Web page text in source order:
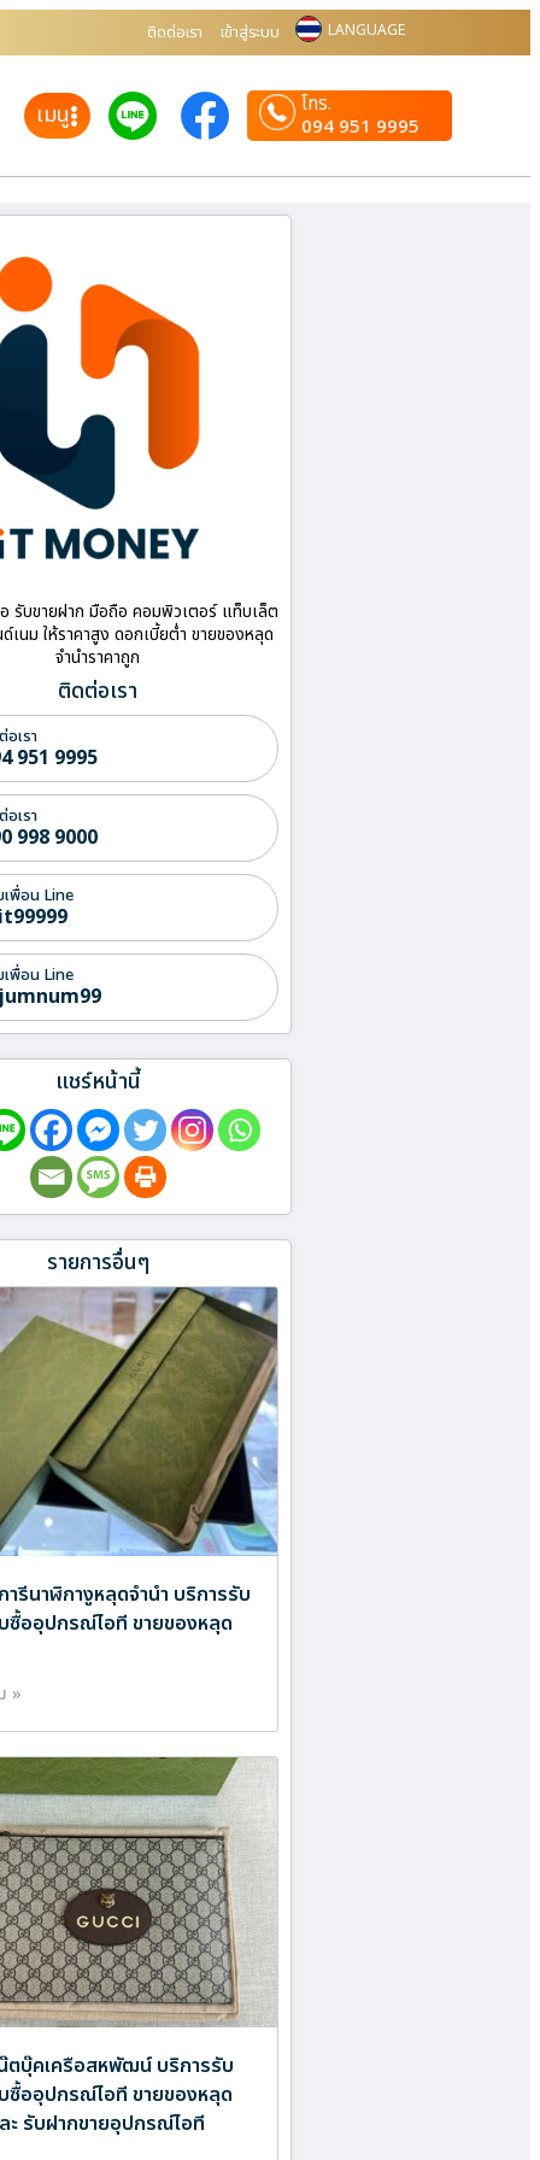
ติดต่อเรา เข้าสู่ระบบ LANGUAGE
เมนู
โทร.
094 951 9995
รับขายฝาก มือถือ คอมพิวเตอร์ แท็บเล็ต
เนม ให้ราคาสูง ดอกเบี้ยต่ำ ขายของหลุด
จำนำราคาถูก
ติดต่อเรา
อเรา
951 9995
อเรา
998 9000
เพื่อน Line
เพื่อน Line
แชร์หน้านี้
รายการอื่นๆ
ารีนาฬิกางูหลุดจำนำ บริการรับ
ซื้ออุปกรณ์ไอที ขายของหลุด
»
ตบุ๊คเครือสหพัฒน์ บริการรับ
ซื้ออุปกรณ์ไอที ขายของหลุด
ะ รับฝากขายอุปกรณ์ไอที